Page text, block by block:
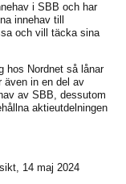
i SBB och har
innehav till
och vill täcka sina
hos Nordnet så lånar
även in en del av
av SBB, dessutom
aktieutdelningen
14 maj 2024